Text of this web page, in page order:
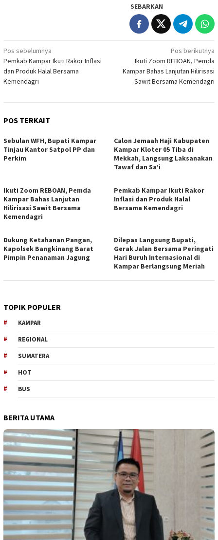
SEBARKAN
Navigasi
pos
Pos sebelumnya
Pemkab Kampar Ikuti Rakor Inflasi
dan Produk Halal Bersama
Kemendagri
Pos berikutnya
Ikuti Zoom REBOAN, Pemda
Kampar Bahas Lanjutan Hilirisasi
Sawit Bersama Kemendagri
POS TERKAIT
Sebulan WFH, Bupati Kampar
Tinjau Kantor Satpol PP dan
Perkim
Calon Jemaah Haji Kabupaten
Kampar Kloter 05 Tiba di
Mekkah, Langsung Laksanakan
Tawaf dan Sa’i
Ikuti Zoom REBOAN, Pemda
Kampar Bahas Lanjutan
Hilirisasi Sawit Bersama
Kemendagri
Pemkab Kampar Ikuti Rakor
Inflasi dan Produk Halal
Bersama Kemendagri
Dukung Ketahanan Pangan,
Kapolsek Bangkinang Barat
Pimpin Penanaman Jagung
Dilepas Langsung Bupati,
Gerak Jalan Bersama Peringati
Hari Buruh Internasional di
Kampar Berlangsung Meriah
TOPIK POPULER
KAMPAR
REGIONAL
SUMATERA
HOT
BUS
BERITA UTAMA